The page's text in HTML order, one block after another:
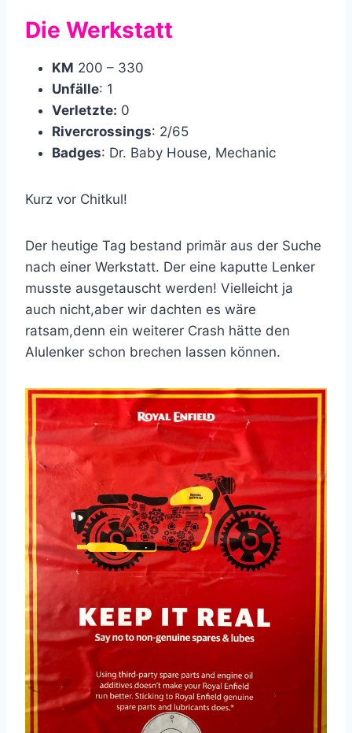
Die Werkstatt
KM 200 – 330
Unfälle: 1
Verletzte: 0
Rivercrossings: 2/65
Badges: Dr. Baby House, Mechanic
Kurz vor Chitkul!
Der heutige Tag bestand primär aus der Suche
nach einer Werkstatt. Der eine kaputte Lenker
musste ausgetauscht werden! Vielleicht ja
auch nicht,aber wir dachten es wäre
ratsam,denn ein weiterer Crash hätte den
Alulenker schon brechen lassen können.